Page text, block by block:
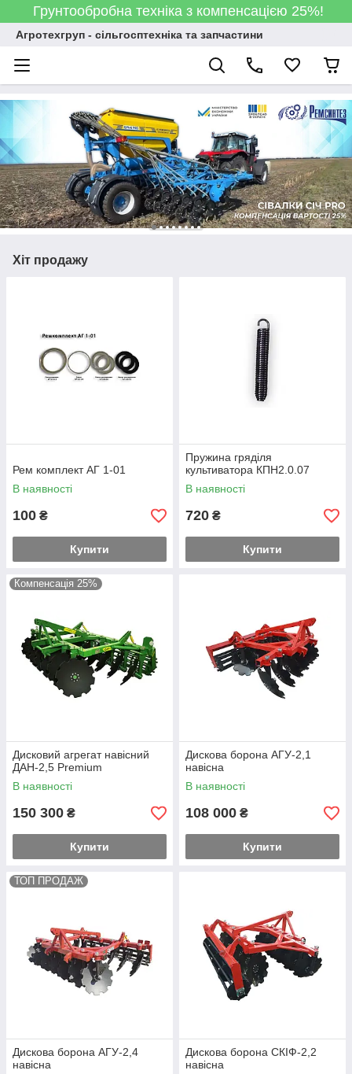
Грунтообробна техніка з компенсацією 25%!
Агротехгруп - сільгосптехніка та запчастини
Хіт продажу
Рем комплект АГ 1-01
В наявності
100 ₴
Купити
Пружина гряділя
культиватора КПН2.0.07
В наявності
720 ₴
Купити
Компенсація 25%
Дисковий агрегат навісний
ДАН-2,5 Premium
В наявності
150 300 ₴
Купити
Дискова борона АГУ-2,1
навісна
В наявності
108 000 ₴
Купити
ТОП ПРОДАЖ
Дискова борона АГУ-2,4
навісна
Дискова борона СКІФ-2,2
навісна